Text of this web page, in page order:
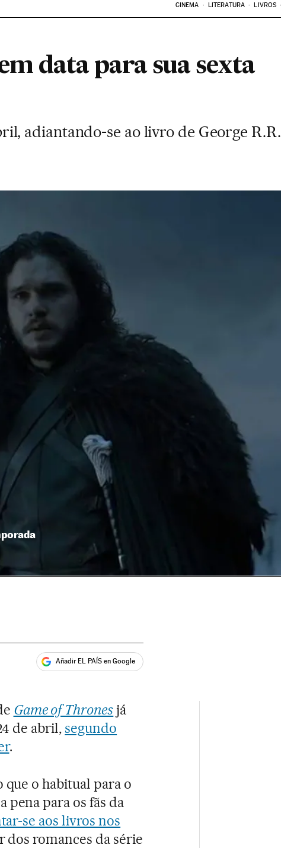
CINEMA LITERATURA LIVROS
data para sua sexta
adiantando-se ao livro de George R.R.
Añadir EL PAÍS en Google
Game of Thronesjá
de abril,segundo
.
o habitual para o
pena para os fãs da
se aos livros nos
dos romances da série